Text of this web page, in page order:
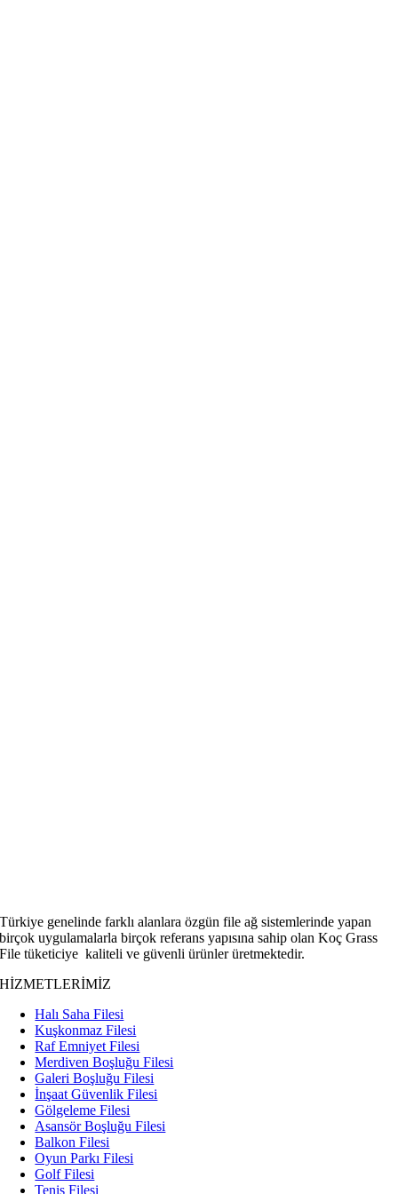
Türkiye genelinde farklı alanlara özgün file ağ sistemlerinde yapan
birçok uygulamalarla birçok referans yapısına sahip olan Koç Grass
File tüketiciye kaliteli ve güvenli ürünler üretmektedir.
HİZMETLERİMİZ
Halı Saha Filesi
Kuşkonmaz Filesi
Raf Emniyet Filesi
Merdiven Boşluğu Filesi
Galeri Boşluğu Filesi
İnşaat Güvenlik Filesi
Gölgeleme Filesi
Asansör Boşluğu Filesi
Balkon Filesi
Oyun Parkı Filesi
Golf Filesi
Tenis Filesi